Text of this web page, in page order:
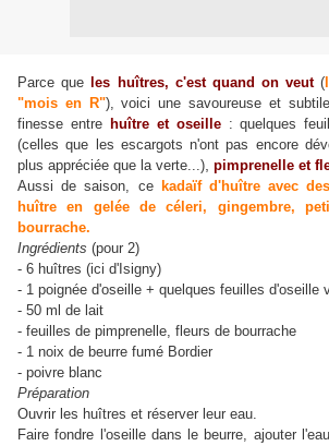
Parce que les huîtres, c'est quand on veut(
"mois en R"), voici une savoureuse et
finesse entre huître et oseille: quelques
(celles que les escargots n'ont pas encore
plus appréciée que la verte...) pimprenelle et
Aussi de saison, ce kadaïf d'huître avec
huître en gelée de céleri, gingembre,
bourrache.
Ingrédients (pour 2)
- 6 huîtres (ici d'Isigny)
- 1 poignée d'oseille + quelques feuilles d'oseille
- 50 ml de lait
- feuilles de pimprenelle, fleurs de bourrache
- 1 noix de beurre fumé Bordier
- poivre blanc
Préparation
Ouvrir les huîtres et réserver leur eau.
Faire fondre l'oseille dans le beurre, ajouter